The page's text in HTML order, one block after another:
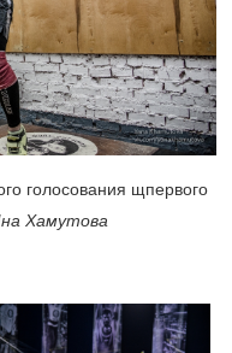
голосования щпервого
Хамутова